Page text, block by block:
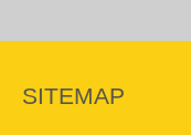
SITEMAP